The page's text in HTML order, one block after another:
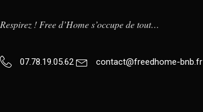
Respirez ! Free d’Home s’occupe de tout…
07.78.19.05.62 contact@freedhome-bnb.fr